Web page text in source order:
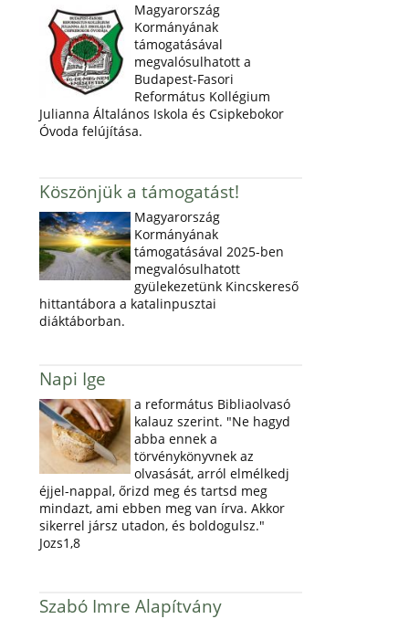
Magyarország
Kormányának
támogatásával
megvalósulhatott a
Budapest-Fasori
Református Kollégium
Julianna Általános Iskola és Csipkebokor
Óvoda felújítása.
Köszönjük a támogatást!
Magyarország
Kormányának
támogatásával 2025-ben
megvalósulhatott
gyülekezetünk Kincskereső
hittantábora a katalinpusztai
diáktáborban.
Napi Ige
a református Bibliaolvasó
kalauz szerint. "Ne hagyd
abba ennek a
törvénykönyvnek az
olvasását, arról elmélkedj
éjjel-nappal, őrizd meg és tartsd meg
mindazt, ami ebben meg van írva. Akkor
sikerrel jársz utadon, és boldogulsz."
Jozs1,8
Szabó Imre Alapítvány